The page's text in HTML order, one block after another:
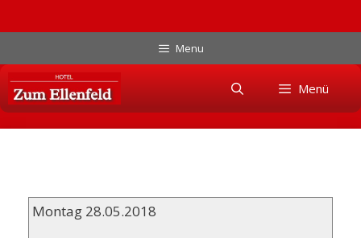
Inhalt
springen
Menu
Skip
content
Menü
Montag 28.05.2018